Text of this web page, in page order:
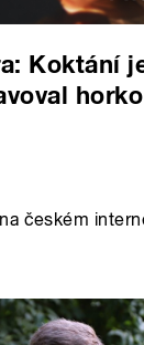
Koktání
českém